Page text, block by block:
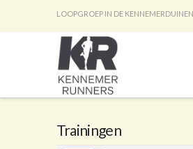
LOOPGROEP IN DE KENNEMERDUINEN
Trainingen